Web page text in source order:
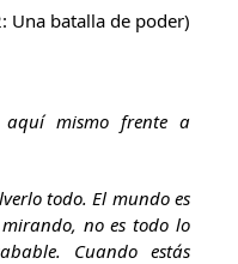
Una batalla de poder)
aquí mismo frente a
todo. El mundo es
no es todo lo
Cuando estás